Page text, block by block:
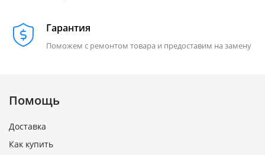
Гарантия
Поможем с ремонтом товара и предоставим на замену
Помощь
Доставка
Как купить